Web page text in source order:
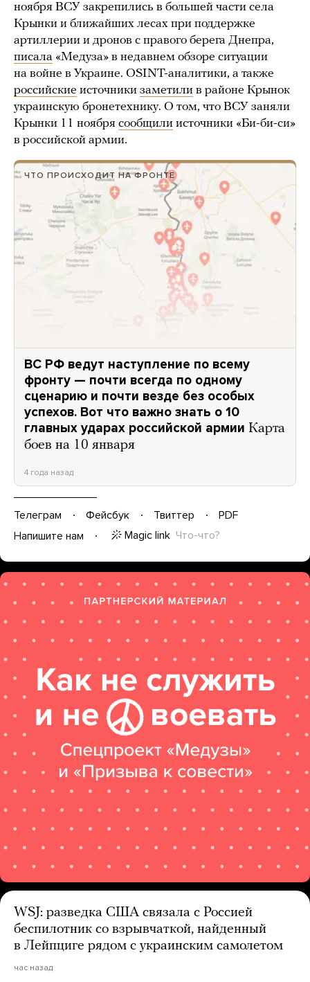
ноября ВСУ закрепились в большей части села
Крынки и ближайших лесах при поддержке
артиллерии и дронов с правого берега Днепра,
писала «Медуза» в недавнем обзоре ситуации
на войне в Украине. OSINT-аналитики, а также
российские источники заметили в районе Крынок
украинскую бронетехнику. О том, что ВСУ заняли
Крынки 11 ноября сообщили источники «Би-би-си»
в российской армии.
ЧТО ПРОИСХОДИТ НА ФРОНТЕ
ВС РФ ведут наступление по всему
фронту — почти всегда по одному
сценарию и почти везде без особых
успехов. Вот что важно знать о 10
главных ударах российской армии Карта
боев на 10 января
4 года назад
Телеграм Фейсбук Твиттер
PDF
Напишите нам
Magic link Что-что?
WSJ: разведка США связала с Россией
беспилотник со взрывчаткой, найденный
в Лейпциге рядом с украинским самолетом
час назад